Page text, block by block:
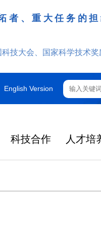
者、重大任务的
技大会、国家科学技术奖
English Version
科技合作 人才培